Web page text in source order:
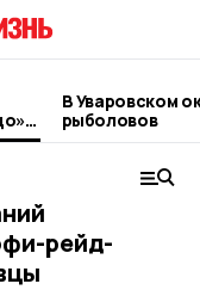
В Уваровском
рыболовов
рейд-